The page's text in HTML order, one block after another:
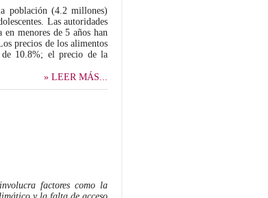
población (4.2 millones)
Las autoridades
menores de 5 años han
precios de los alimentos
10.8%; el precio de la
» LEER MÁS...
factores como la